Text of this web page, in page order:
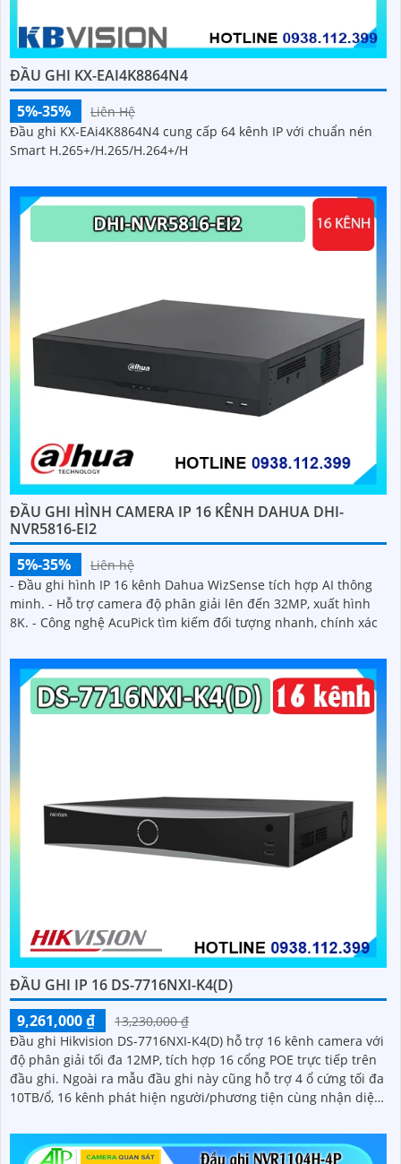
ĐẦU GHI KX-EAI4K8864N4
5%-35%
Liên Hệ
Đầu ghi KX-EAi4K8864N4 cung cấp 64 kênh IP với chuẩn nén
ĐẦU GHI HÌNH CAMERA IP 16 KÊNH DAHUA DHI-
NVR5816-EI2
5%-35%
Liên hệ
- Đầu ghi hình IP 16 kênh Dahua WizSense tích hợp AI thông